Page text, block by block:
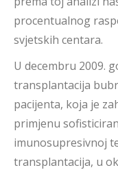
procentualnog
svjetskih centara.
U decembru 2009.
transplantacija
pacijenta, koja je
primjenu
imunosupresivnoj
transplantacija, u